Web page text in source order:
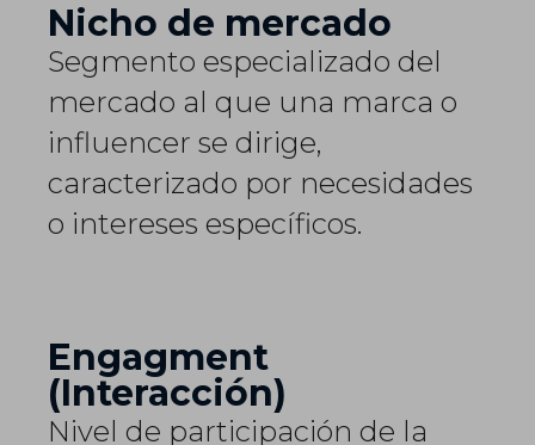
Nicho de mercado
Segmento especializado del
mercado al que una marca o
influencer se dirige,
caracterizado por necesidades
o intereses específicos.
Engagment
(Interacción)
Nivel de participación de la